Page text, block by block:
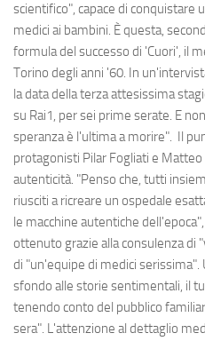
scientifico", capace di conquistare
medici ai bambini. È questa,
formula del successo di 'Cuori', il
Torino degli anni '60. In
la data della terza attesissima
su Rai1, per sei prime serate. E
speranza è l'ultima a morire". Il
protagonisti Pilar Fogliati e
autenticità. "Penso che, tutti
riusciti a ricreare un ospedale
le macchine autentiche
ottenuto grazie alla consulenza di
di "un'equipe di medici serissima".
sfondo alle storie sentimentali, il
tenendo conto del pubblico
sera". L'attenzione al dettaglio